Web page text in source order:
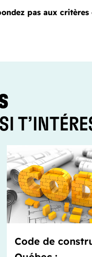
pas aux critères
Code de